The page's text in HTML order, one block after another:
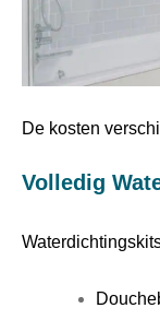
De kosten
Volledig